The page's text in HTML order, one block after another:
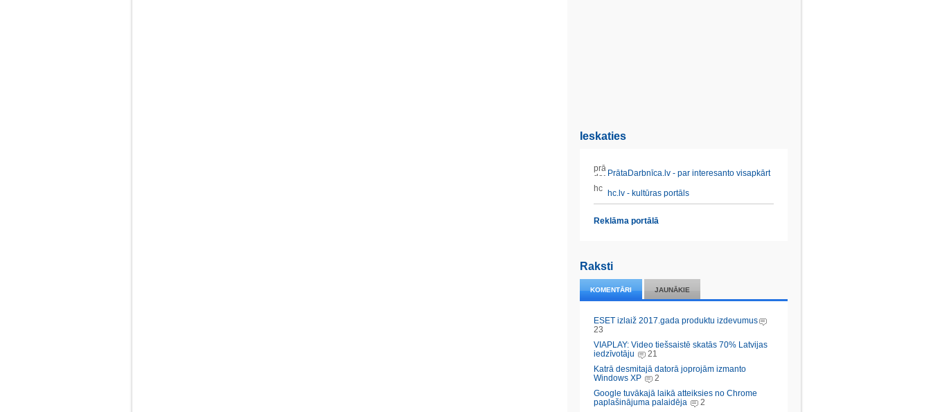
Ieskaties
PrātaDarbnīca.lv - par interesanto visapkārt
hc.lv - kultūras portāls
Reklāma portālā
Raksti
KOMENTĀRI JAUNĀKIE
ESET izlaiž 2017.gada produktu izdevumus
23
VIAPLAY: Video tiešsaistē skatās 70% Latvijas
iedzīvotāju
21
Katrā desmitajā datorā joprojām izmanto
Windows XP
2
Google tuvākajā laikā atteiksies no Chrome
paplašinājuma palaidēja
2